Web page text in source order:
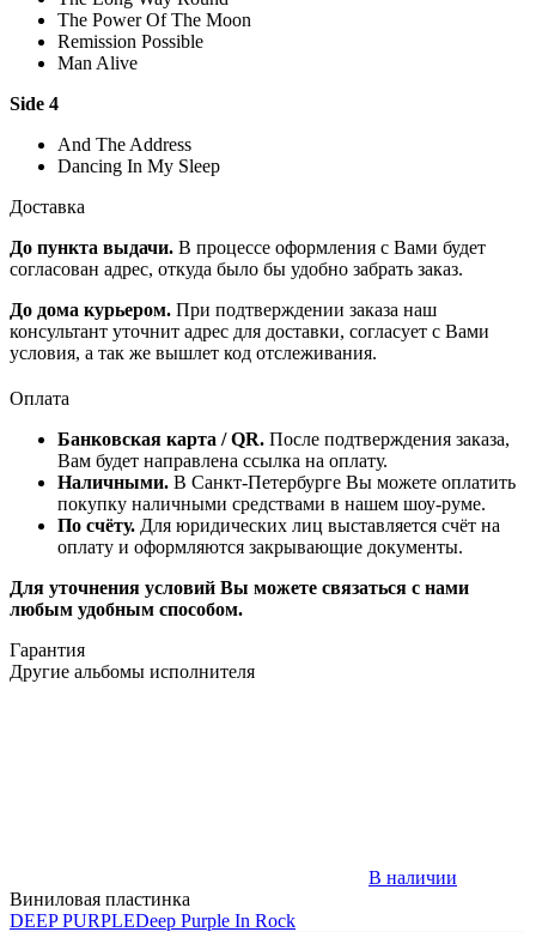
The Power Of The Moon
Remission Possible
Man Alive
Side 4
And The Address
Dancing In My Sleep
Доставка
До пункта выдачи. В процессе оформления с Вами будет
согласован адрес, откуда было бы удобно забрать заказ.
До дома курьером. При подтверждении заказа наш
консультант уточнит адрес для доставки, согласует с Вами
условия, а так же вышлет код отслеживания.
Оплата
Банковская карта / QR. После подтверждения заказа,
Вам будет направлена ссылка на оплату.
Наличными. В Санкт-Петербурге Вы можете оплатить
покупку наличными средствами в нашем шоу-руме.
По счёту. Для юридических лиц выставляется счёт на
оплату и оформляются закрывающие документы.
Для уточнения условий Вы можете связаться с нами
любым удобным способом.
Гарантия
Другие альбомы исполнителя
В наличии
Виниловая пластинка
DEEP PURPLEDeep Purple In Rock